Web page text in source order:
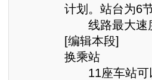
计划。站台为6
线路最大速度
[编辑本段]
换乘站
11座车站可